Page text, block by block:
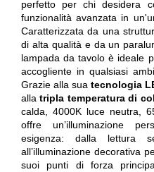
perfetto per chi desidera
funzionalità avanzata in
Caratterizzata da una
di alta qualità e da un
lampada da tavolo è ideale
accogliente in qualsiasi
Grazie alla suatecnologia
allatripla temperatura di
calda, 4000K luce neutra,
offre un’illuminazione
esigenza: dalla lettura
all’illuminazione decorativa
suoi punti di forza